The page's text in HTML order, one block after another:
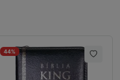
44%